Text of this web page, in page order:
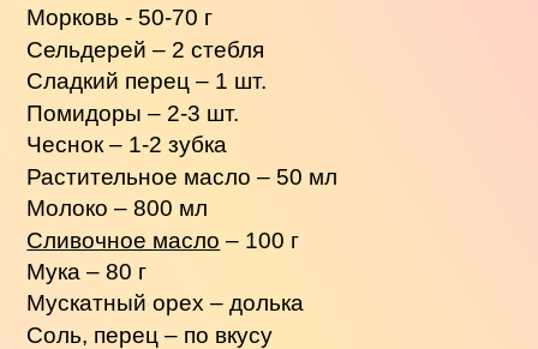
Морковь - 50-70 г
Сельдерей – 2 стебля
Сладкий перец – 1 шт.
Помидоры – 2-3 шт.
Чеснок – 1-2 зубка
Растительное масло – 50 мл
Молоко – 800 мл
Сливочное масло – 100 г
Мука – 80 г
Мускатный орех – долька
Соль, перец – по вкусу